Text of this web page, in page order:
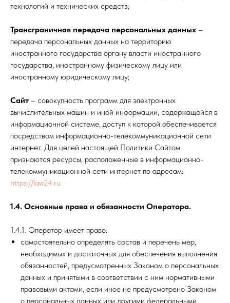
технологий и технических средств;
Трансграничная передача персональных данных –
передача персональных данных на территорию
иностранного государства органу власти иностранного
государства, иностранному физическому лицу или
иностранному юридическому лицу;
Сайт – совокупность программ для электронных
вычислительных машин и иной информации, содержащейся в
информационной системе, доступ к которой обеспечивается
посредством информационно-телекоммуникационной сети
интернет. Для целей настоящей Политики Сайтом
признаются ресурсы, расположенные в информационно-
телекоммуникационной сети интернет по адресам:
https://law24.ru
1.4. Основные права и обязанности Оператора.
1.4.1. Оператор имеет право:
самостоятельно определять состав и перечень мер,
необходимых и достаточных для обеспечения выполнения
обязанностей, предусмотренных Законом о персональных
данных и принятыми в соответствии с ним нормативными
правовыми актами, если иное не предусмотрено Законом
о персональных данных или другими федеральными